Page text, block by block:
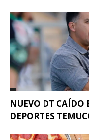
NUEVO DT CAÍDO
DEPORTES